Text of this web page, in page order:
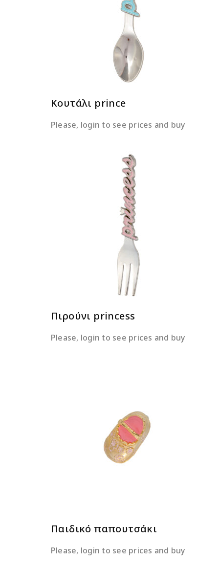
ΔΙΑΒΆΣΤΕ ΠΕΡΙΣΣΌΤΕΡΑ
Κουτάλι prince
Please, login to see prices and buy
ΔΙΑΒΆΣΤΕ ΠΕΡΙΣΣΌΤΕΡΑ
Πιρούνι princess
Please, login to see prices and buy
ΔΙΑΒΆΣΤΕ ΠΕΡΙΣΣΌΤΕΡΑ
Παιδικό παπουτσάκι
Please, login to see prices and buy